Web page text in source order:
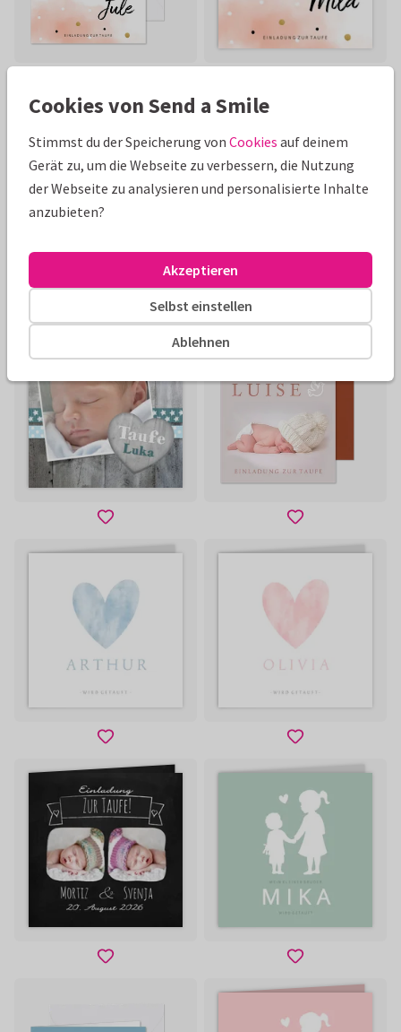
Cookies von Send a Smile
Stimmst du der Speicherung von Cookies auf deinem
Gerät zu, um die Webseite zu verbessern, die Nutzung
der Webseite zu analysieren und personalisierte Inhalte
anzubieten?
Ablehnen
Selbst einstellen
Akzeptieren